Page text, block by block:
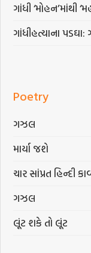
ગાંધી ‘મોહન’માંથી
ગાંધીહત્યાના
Poetry
ગઝલ
માર્યા જશે
ચાર સાંપ્રત હિન્દી
ગઝલ
લૂંટ શકે તો લૂંટ